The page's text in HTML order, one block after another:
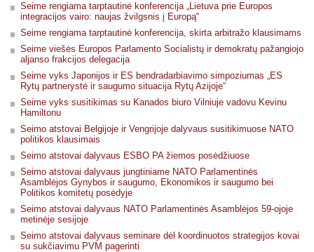
Seime rengiama tarptautinė konferencija „Lietuva prie Europos
integracijos vairo: naujas žvilgsnis į Europą“
Seime rengiama tarptautinė konferencija, skirta arbitražo klausimams
Seime viešės Europos Parlamento Socialistų ir demokratų pažangiojo
aljanso frakcijos delegacija
Seime vyks Japonijos ir ES bendradarbiavimo simpoziumas „ES
Rytų partnerystė ir saugumo situacija Rytų Azijoje“
Seime vyks susitikimas su Kanados biuro Vilniuje vadovu Kevinu
Hamiltonu
Seimo atstovai Belgijoje ir Vengrijoje dalyvaus susitikimuose NATO
politikos klausimais
Seimo atstovai dalyvaus ESBO PA žiemos posėdžiuose
Seimo atstovai dalyvaus jungtiniame NATO Parlamentinės
Asamblėjos Gynybos ir saugumo, Ekonomikos ir saugumo bei
Politikos komitetų posėdyje
Seimo atstovai dalyvaus NATO Parlamentinės Asamblėjos 59-ojoje
metinėje sesijoje
Seimo atstovai dalyvaus seminare dėl koordinuotos strategijos kovai
su sukčiavimu PVM pagerinti